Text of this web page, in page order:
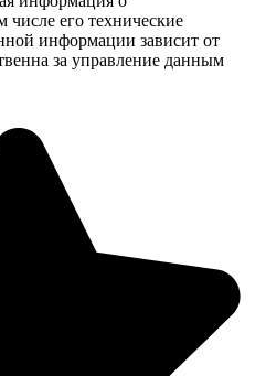
его технические
информации зависит от
за управление данным